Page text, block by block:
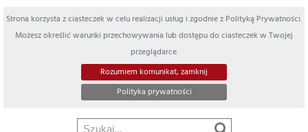
Strona korzysta z ciasteczek w celu realizacji usług i zgodnie z Polityką Prywatności.
Możesz określić warunki przechowywania lub dostępu do ciasteczek w Twojej
przeglądarce.
Rozumiem komunikat, zamknij
Polityka prywatności